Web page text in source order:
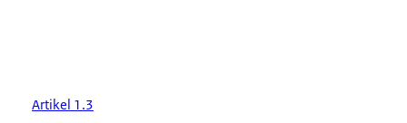
Artikel 1.3